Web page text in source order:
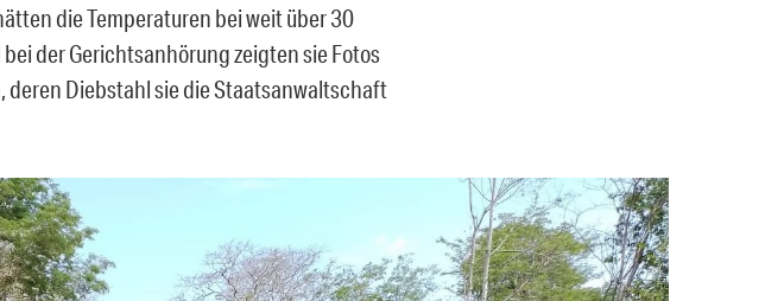
die Temperaturen bei weit über 30
der Gerichtsanhörung zeigten sie Fotos
deren Diebstahl sie die Staatsanwaltschaft